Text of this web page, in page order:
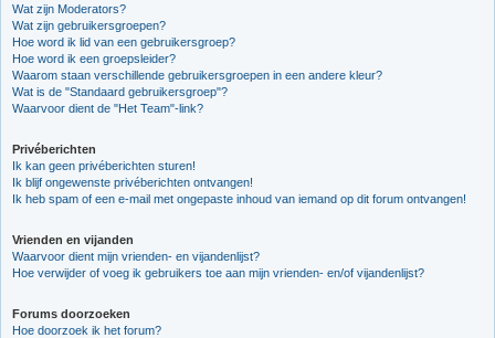
Wat zijn Moderators?
Wat zijn gebruikersgroepen?
Hoe word ik lid van een gebruikersgroep?
Hoe word ik een groepsleider?
Waarom staan verschillende gebruikersgroepen in een andere kleur?
Wat is de "Standaard gebruikersgroep"?
Waarvoor dient de "Het Team"-link?
Privéberichten
Ik kan geen privéberichten sturen!
Ik blijf ongewenste privéberichten ontvangen!
Ik heb spam of een e-mail met ongepaste inhoud van iemand op dit forum ontvangen!
Vrienden en vijanden
Waarvoor dient mijn vrienden- en vijandenlijst?
Hoe verwijder of voeg ik gebruikers toe aan mijn vrienden- en/of vijandenlijst?
Forums doorzoeken
Hoe doorzoek ik het forum?